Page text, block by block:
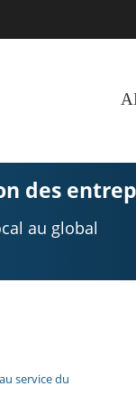
des
au global
service du